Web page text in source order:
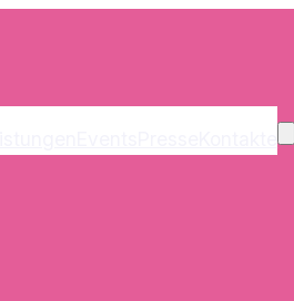
Kontakte